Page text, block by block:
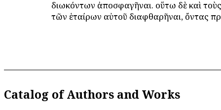
διωκόντων ἀποσφαγῆναι. οὕτω δὲ καὶ
τῶν ἑταίρων αὐτοῦ διαφθαρῆναι, ὄντας
Catalog of Authors and Works